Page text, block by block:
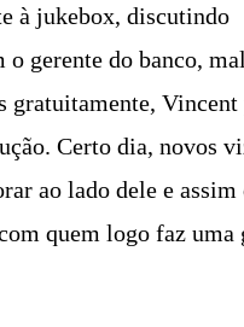
à jukebox, discutindo
o gerente do banco,
gratuitamente, Vincent
Certo dia, novos
ao lado dele e assim
quem logo faz uma